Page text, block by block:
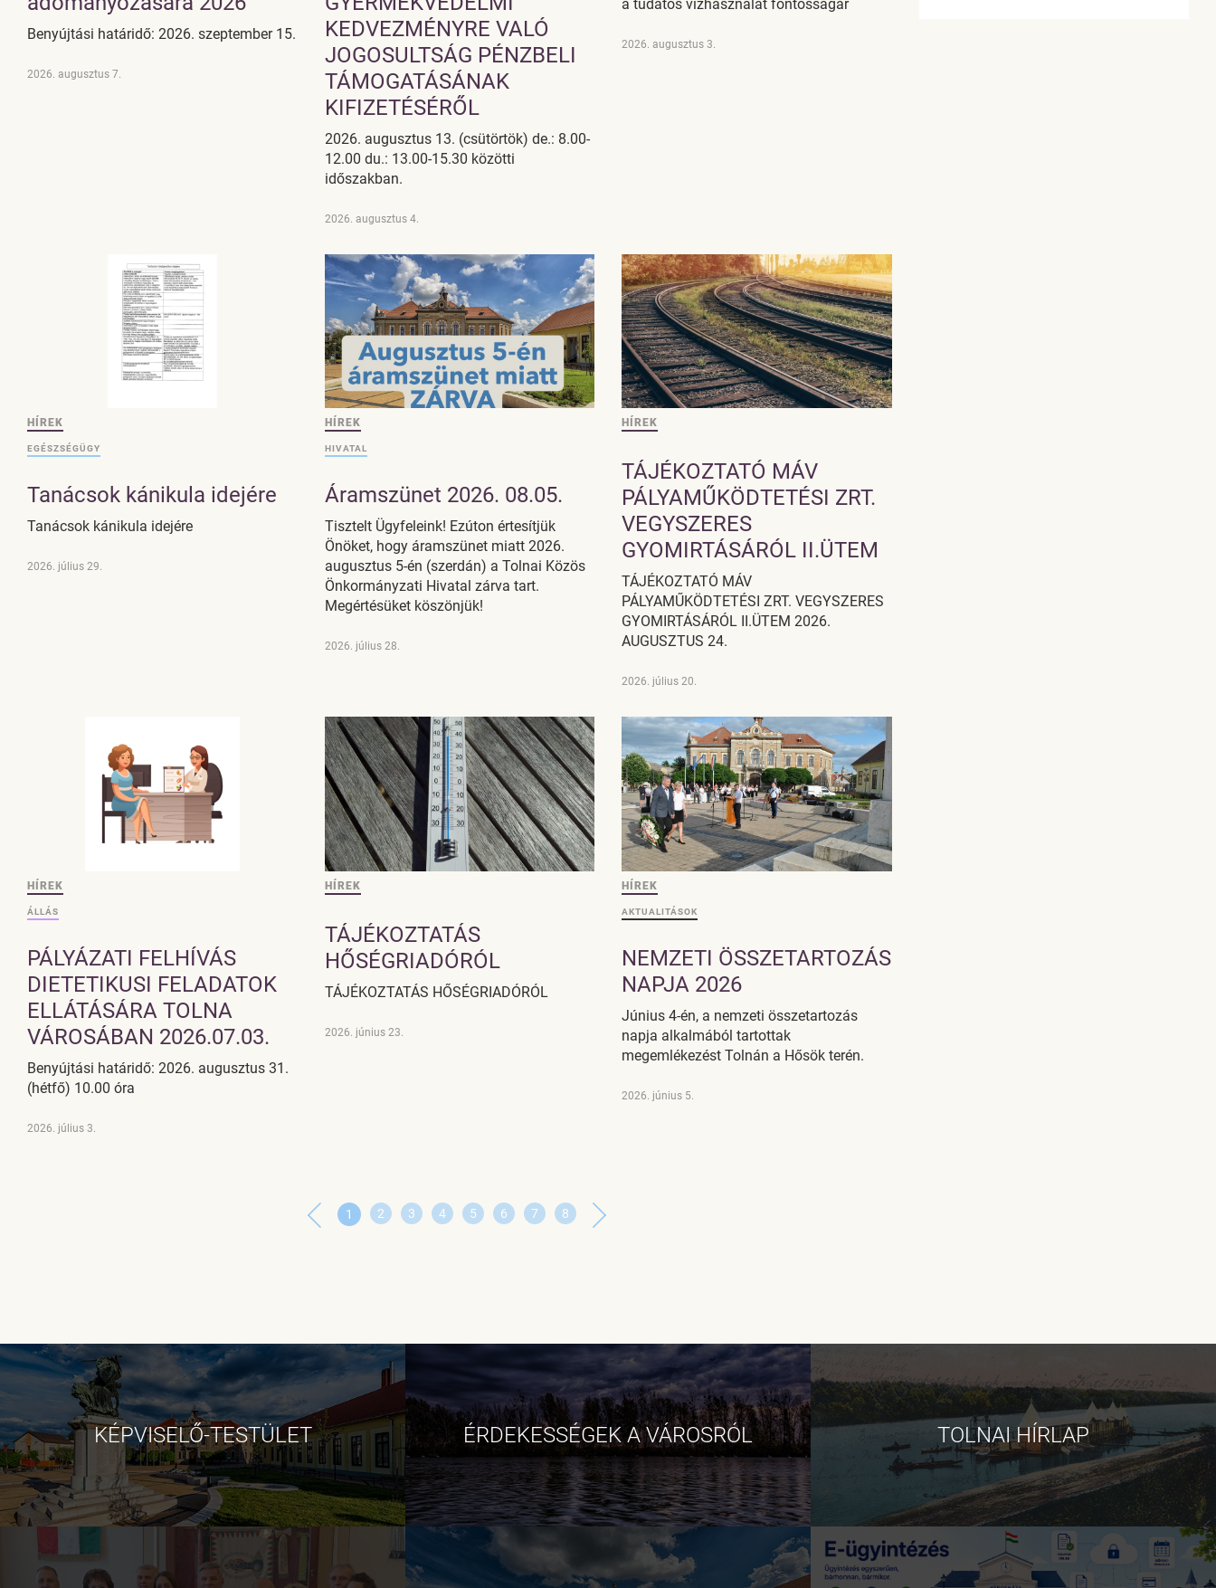
Benyújtási határidő: 2026. szeptember 15.
2026. augusztus 7.
KEDVEZMÉNYRE VALÓ
JOGOSULTSÁG PÉNZBELI
TÁMOGATÁSÁNAK
KIFIZETÉSÉRŐL
2026. augusztus 13. (csütörtök) de.: 8.00-
12.00 du.: 13.00-15.30 közötti
időszakban.
2026. augusztus 4.
a tudatos vízhasználat fontosságár
2026. augusztus 3.
HÍREK
EGÉSZSÉGÜGY
Tanácsok kánikula idejére
Tanácsok kánikula idejére
2026. július 29.
HÍREK
HIVATAL
Áramszünet 2026. 08.05.
Tisztelt Ügyfeleink! Ezúton értesítjük
Önöket, hogy áramszünet miatt 2026.
augusztus 5-én (szerdán) a Tolnai Közös
Önkormányzati Hivatal zárva tart.
Megértésüket köszönjük!
2026. július 28.
HÍREK
TÁJÉKOZTATÓ MÁV
PÁLYAMŰKÖDTETÉSI ZRT.
VEGYSZERES
GYOMIRTÁSÁRÓL II.ÜTEM
TÁJÉKOZTATÓ MÁV
PÁLYAMŰKÖDTETÉSI ZRT. VEGYSZERES
GYOMIRTÁSÁRÓL II.ÜTEM 2026.
AUGUSZTUS 24.
2026. július 20.
HÍREK
ÁLLÁS
PÁLYÁZATI FELHÍVÁS
DIETETIKUSI FELADATOK
ELLÁTÁSÁRA TOLNA
VÁROSÁBAN 2026.07.03.
Benyújtási határidő: 2026. augusztus 31.
(hétfő) 10.00 óra
2026. július 3.
HÍREK
TÁJÉKOZTATÁS
HŐSÉGRIADÓRÓL
TÁJÉKOZTATÁS HŐSÉGRIADÓRÓL
2026. június 23.
HÍREK
AKTUALITÁSOK
NEMZETI ÖSSZETARTOZÁS
NAPJA 2026
Június 4-én, a nemzeti összetartozás
napja alkalmából tartottak
megemlékezést Tolnán a Hősök terén.
2026. június 5.
1 2 3 4 5 6 7 8
KÉPVISELŐ-TESTÜLET ÉRDEKESSÉGEK A VÁROSRÓL TOLNAI HÍRLAP